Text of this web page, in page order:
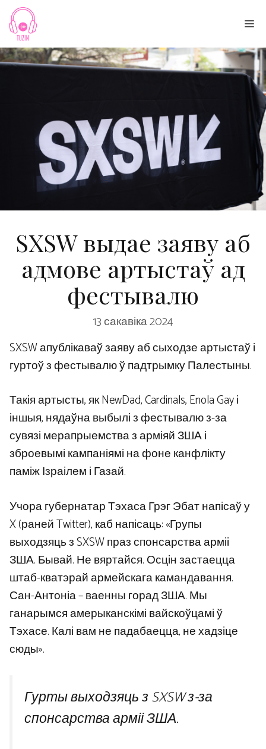
Skip
content
SXSW выдае заяву аб
адмове артыстаў ад
фестывалю
13 сакавіка 2024
SXSW апублікаваў заяву аб сыходзе артыстаў і
гуртоў з фестывалю ў падтрымку Палестыны.
Такія артысты, як NewDad, Cardinals, Enola Gay і
іншыя, нядаўна выбылі з фестывалю з-за
сувязі мерапрыемства з арміяй ЗША і
зброевымі кампаніямі на фоне канфлікту
паміж Ізраілем і Газай.
Учора губернатар Тэхаса Грэг Эбат напісаў у
X (раней Twitter), каб напісаць: «Групы
выходзяць з SXSW праз спонсарства арміі
ЗША. Бывай. Не вяртайся. Осцін застаецца
штаб-кватэрай армейскага камандавання.
Сан-Антоніа – ваенны горад ЗША. Мы
ганарымся амерыканскімі вайскоўцамі ў
Тэхасе. Калі вам не падабаецца, не хадзіце
сюды».
Гурты выходзяць з SXSW з-за
спонсарства арміі ЗША.